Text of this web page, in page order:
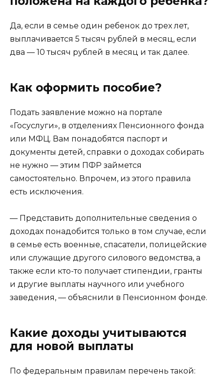
Да, если в семье один ребенок до трех лет,
выплачивается 5 тысяч рублей в месяц, если
два — 10 тысяч рублей в месяц и так далее.
Как оформить пособие?
Подать заявление можно на портале
«Госуслуги», в отделениях Пенсионного фонда
или МФЦ. Вам понадобятся паспорт и
документы детей, справки о доходах собирать
не нужно — этим ПФР займется
самостоятельно. Впрочем, из этого правила
есть исключения.
— Представить дополнительные сведения о
доходах понадобится только в том случае, если
в семье есть военные, спасатели, полицейские
или служащие другого силового ведомства, а
также если кто-то получает стипендии, гранты
и другие выплаты научного или учебного
заведения, — объяснили в Пенсионном фонде.
Какие доходы учитываются
для новой выплаты
По федеральным правилам перечень такой: